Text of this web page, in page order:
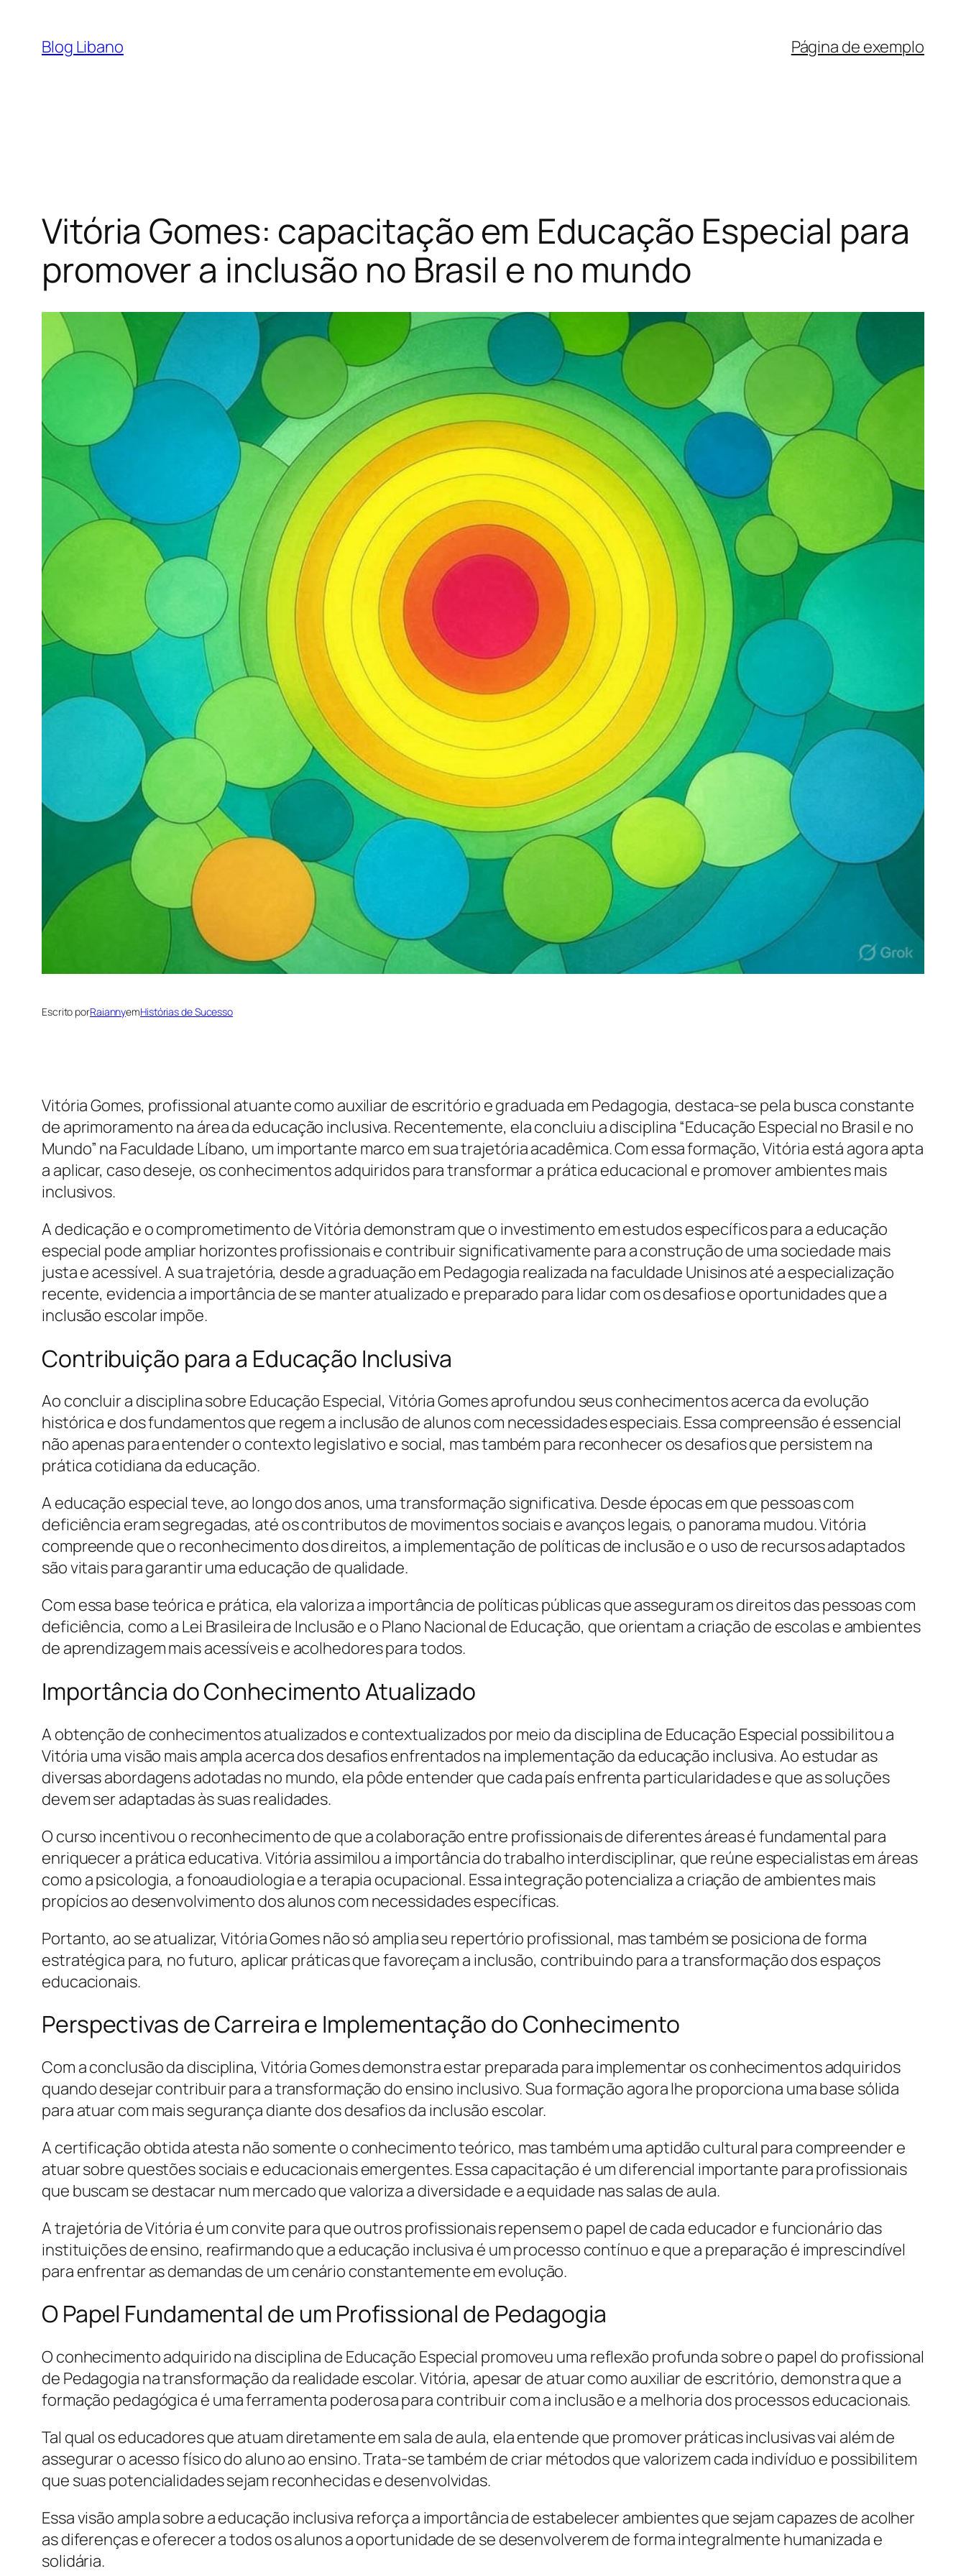
Blog Libano Página de exemplo
Vitória Gomes: capacitação em Educação Especial para
promover a inclusão no Brasil e no mundo
Escrito porRaiannyemHistórias de Sucesso
Vitória Gomes, profissional atuante como auxiliar de escritório e graduada em Pedagogia, destaca-se pela busca constante
de aprimoramento na área da educação inclusiva. Recentemente, ela concluiu a disciplina “Educação Especial no Brasil e no
Mundo” na Faculdade Líbano, um importante marco em sua trajetória acadêmica. Com essa formação, Vitória está agora apta
a aplicar, caso deseje, os conhecimentos adquiridos para transformar a prática educacional e promover ambientes mais
inclusivos.
A dedicação e o comprometimento de Vitória demonstram que o investimento em estudos específicos para a educação
especial pode ampliar horizontes profissionais e contribuir significativamente para a construção de uma sociedade mais
justa e acessível. A sua trajetória, desde a graduação em Pedagogia realizada na faculdade Unisinos até a especialização
recente, evidencia a importância de se manter atualizado e preparado para lidar com os desafios e oportunidades que a
inclusão escolar impõe.
Contribuição para a Educação Inclusiva
Ao concluir a disciplina sobre Educação Especial, Vitória Gomes aprofundou seus conhecimentos acerca da evolução
histórica e dos fundamentos que regem a inclusão de alunos com necessidades especiais. Essa compreensão é essencial
não apenas para entender o contexto legislativo e social, mas também para reconhecer os desafios que persistem na
prática cotidiana da educação.
A educação especial teve, ao longo dos anos, uma transformação significativa. Desde épocas em que pessoas com
deficiência eram segregadas, até os contributos de movimentos sociais e avanços legais, o panorama mudou. Vitória
compreende que o reconhecimento dos direitos, a implementação de políticas de inclusão e o uso de recursos adaptados
são vitais para garantir uma educação de qualidade.
Com essa base teórica e prática, ela valoriza a importância de políticas públicas que asseguram os direitos das pessoas com
deficiência, como a Lei Brasileira de Inclusão e o Plano Nacional de Educação, que orientam a criação de escolas e ambientes
de aprendizagem mais acessíveis e acolhedores para todos.
Importância do Conhecimento Atualizado
A obtenção de conhecimentos atualizados e contextualizados por meio da disciplina de Educação Especial possibilitou a
Vitória uma visão mais ampla acerca dos desafios enfrentados na implementação da educação inclusiva. Ao estudar as
diversas abordagens adotadas no mundo, ela pôde entender que cada país enfrenta particularidades e que as soluções
devem ser adaptadas às suas realidades.
O curso incentivou o reconhecimento de que a colaboração entre profissionais de diferentes áreas é fundamental para
enriquecer a prática educativa. Vitória assimilou a importância do trabalho interdisciplinar, que reúne especialistas em áreas
como a psicologia, a fonoaudiologia e a terapia ocupacional. Essa integração potencializa a criação de ambientes mais
propícios ao desenvolvimento dos alunos com necessidades específicas.
Portanto, ao se atualizar, Vitória Gomes não só amplia seu repertório profissional, mas também se posiciona de forma
estratégica para, no futuro, aplicar práticas que favoreçam a inclusão, contribuindo para a transformação dos espaços
educacionais.
Perspectivas de Carreira e Implementação do Conhecimento
Com a conclusão da disciplina, Vitória Gomes demonstra estar preparada para implementar os conhecimentos adquiridos
quando desejar contribuir para a transformação do ensino inclusivo. Sua formação agora lhe proporciona uma base sólida
para atuar com mais segurança diante dos desafios da inclusão escolar.
A certificação obtida atesta não somente o conhecimento teórico, mas também uma aptidão cultural para compreender e
atuar sobre questões sociais e educacionais emergentes. Essa capacitação é um diferencial importante para profissionais
que buscam se destacar num mercado que valoriza a diversidade e a equidade nas salas de aula.
A trajetória de Vitória é um convite para que outros profissionais repensem o papel de cada educador e funcionário das
instituições de ensino, reafirmando que a educação inclusiva é um processo contínuo e que a preparação é imprescindível
para enfrentar as demandas de um cenário constantemente em evolução.
O Papel Fundamental de um Profissional de Pedagogia
O conhecimento adquirido na disciplina de Educação Especial promoveu uma reflexão profunda sobre o papel do profissional
de Pedagogia na transformação da realidade escolar. Vitória, apesar de atuar como auxiliar de escritório, demonstra que a
formação pedagógica é uma ferramenta poderosa para contribuir com a inclusão e a melhoria dos processos educacionais.
Tal qual os educadores que atuam diretamente em sala de aula, ela entende que promover práticas inclusivas vai além de
assegurar o acesso físico do aluno ao ensino. Trata-se também de criar métodos que valorizem cada indivíduo e possibilitem
que suas potencialidades sejam reconhecidas e desenvolvidas.
Essa visão ampla sobre a educação inclusiva reforça a importância de estabelecer ambientes que sejam capazes de acolher
as diferenças e oferecer a todos os alunos a oportunidade de se desenvolverem de forma integralmente humanizada e
solidária.